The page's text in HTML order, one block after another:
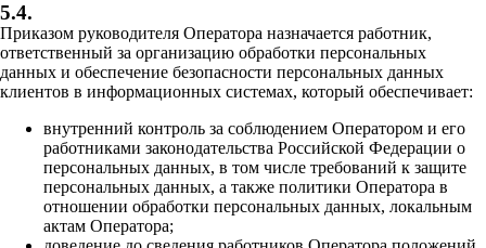
5.4.
Приказом руководителя Оператора назначается работник,
ответственный за организацию обработки персональных
данных и обеспечение безопасности персональных данных
клиентов в информационных системах, который обеспечивает:
внутренний контроль за соблюдением Оператором и его
работниками законодательства Российской Федерации о
персональных данных, в том числе требований к защите
персональных данных, а также политики Оператора в
отношении обработки персональных данных, локальным
актам Оператора;